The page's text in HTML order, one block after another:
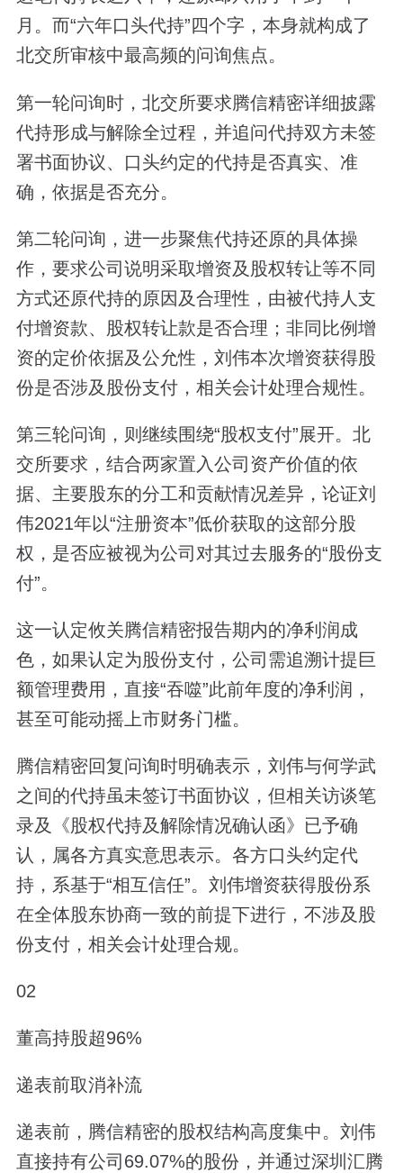
月。而“六年口头代持”四个字，本身就构成了
北交所审核中最高频的问询焦点。
第一轮问询时，北交所要求腾信精密详细披露
代持形成与解除全过程，并追问代持双方未签
署书面协议、口头约定的代持是否真实、准
确，依据是否充分。
第二轮问询，进一步聚焦代持还原的具体操
作，要求公司说明采取增资及股权转让等不同
方式还原代持的原因及合理性，由被代持人支
付增资款、股权转让款是否合理；非同比例增
资的定价依据及公允性，刘伟本次增资获得股
份是否涉及股份支付，相关会计处理合规性。
第三轮问询，则继续围绕“股权支付”展开。北
交所要求，结合两家置入公司资产价值的依
据、主要股东的分工和贡献情况差异，论证刘
伟2021年以“注册资本”低价获取的这部分股
权，是否应被视为公司对其过去服务的“股份支
付”。
这一认定攸关腾信精密报告期内的净利润成
色，如果认定为股份支付，公司需追溯计提巨
额管理费用，直接“吞噬”此前年度的净利润，
甚至可能动摇上市财务门槛。
腾信精密回复问询时明确表示，刘伟与何学武
之间的代持虽未签订书面协议，但相关访谈笔
录及《股权代持及解除情况确认函》已予确
认，属各方真实意思表示。各方口头约定代
持，系基于“相互信任”。刘伟增资获得股份系
在全体股东协商一致的前提下进行，不涉及股
份支付，相关会计处理合规。
02
董高持股超96%
递表前取消补流
递表前，腾信精密的股权结构高度集中。刘伟
直接持有公司69.07%的股份，并通过深圳汇腾